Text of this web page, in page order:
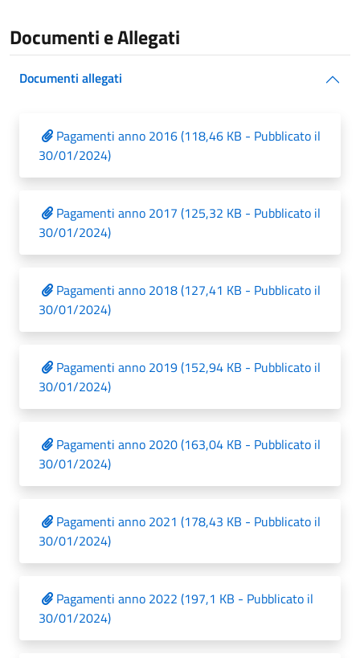
Documenti e Allegati
Documenti allegati
Pagamenti anno 2016 (118,46 KB - Pubblicato il
30/01/2024)
Pagamenti anno 2017 (125,32 KB - Pubblicato il
30/01/2024)
Pagamenti anno 2018 (127,41 KB - Pubblicato il
30/01/2024)
Pagamenti anno 2019 (152,94 KB - Pubblicato il
30/01/2024)
Pagamenti anno 2020 (163,04 KB - Pubblicato il
30/01/2024)
Pagamenti anno 2021 (178,43 KB - Pubblicato il
30/01/2024)
Pagamenti anno 2022 (197,1 KB - Pubblicato il
30/01/2024)